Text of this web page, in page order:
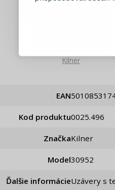
Kilner
EAN
Kod produktu 0025.496
Značka Kilner
Model 30952
Ďalšie informácie Uzávery s
Živý náhľad na zmeny v